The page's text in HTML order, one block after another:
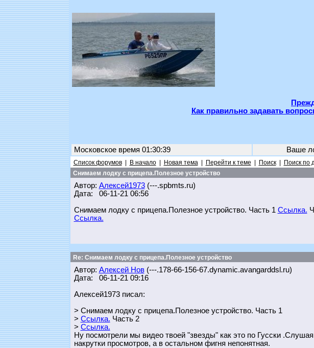
Как правильно задавать
Московское время 01:30:39 Ваше
Список форумов| В начало| Новая тема| Перейти к теме Поиск| Поиск по
Снимаем лодку с прицепа.Полезное устройство
Автор: Алексей1973(---.spbmts.ru)
Дата: 06-11-21 06:56
Снимаем лодку с прицепа.Полезное устройство. Часть 1 Ссылка.
Ссылка.
Re: Снимаем лодку с прицепа.Полезное устройство
Автор: Алексей Нов(---.178-66-156-67.dynamic.avangarddsl.ru)
Дата: 06-11-21 09:16
Алексей1973 писал:
> Снимаем лодку с прицепа.Полезное устройство. Часть 1
> Ссылка. Часть 2
> Ссылка.
Ну посмотрели мы видео твоей "звезды" как это по Гусски
накрутки просмотров, а в остальном фигня непонятная.